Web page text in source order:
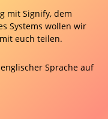
mit Signify, dem
Systems wollen wir
euch teilen.
Sprache auf